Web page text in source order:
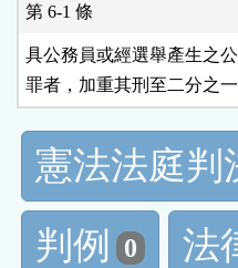
第 6-1 條
具公務員或經選舉產生之
罪者，加重其刑至二分之一
憲法法庭判
判例
0 法